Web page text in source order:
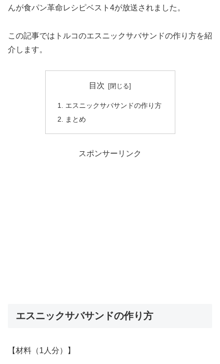
んが食パン革命レシピベスト4が放送されました。
この記事ではトルコのエスニックサバサンドの作り方を紹
介します。
目次
エスニックサバサンドの作り方
まとめ
スポンサーリンク
エスニックサバサンドの作り方
【材料（1人分）】